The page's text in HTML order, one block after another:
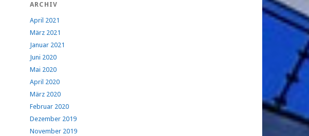
ARCHIV
April 2021
März 2021
Januar 2021
Juni 2020
Mai 2020
April 2020
März 2020
Februar 2020
Dezember 2019
November 2019